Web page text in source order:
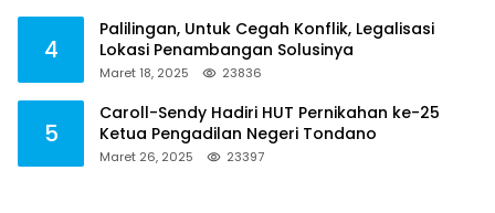
4
Palilingan, Untuk Cegah Konflik, Legalisasi
Lokasi Penambangan Solusinya
Maret 18, 2025 23836
5
Caroll-Sendy Hadiri HUT Pernikahan ke-25
Ketua Pengadilan Negeri Tondano
Maret 26, 2025 23397